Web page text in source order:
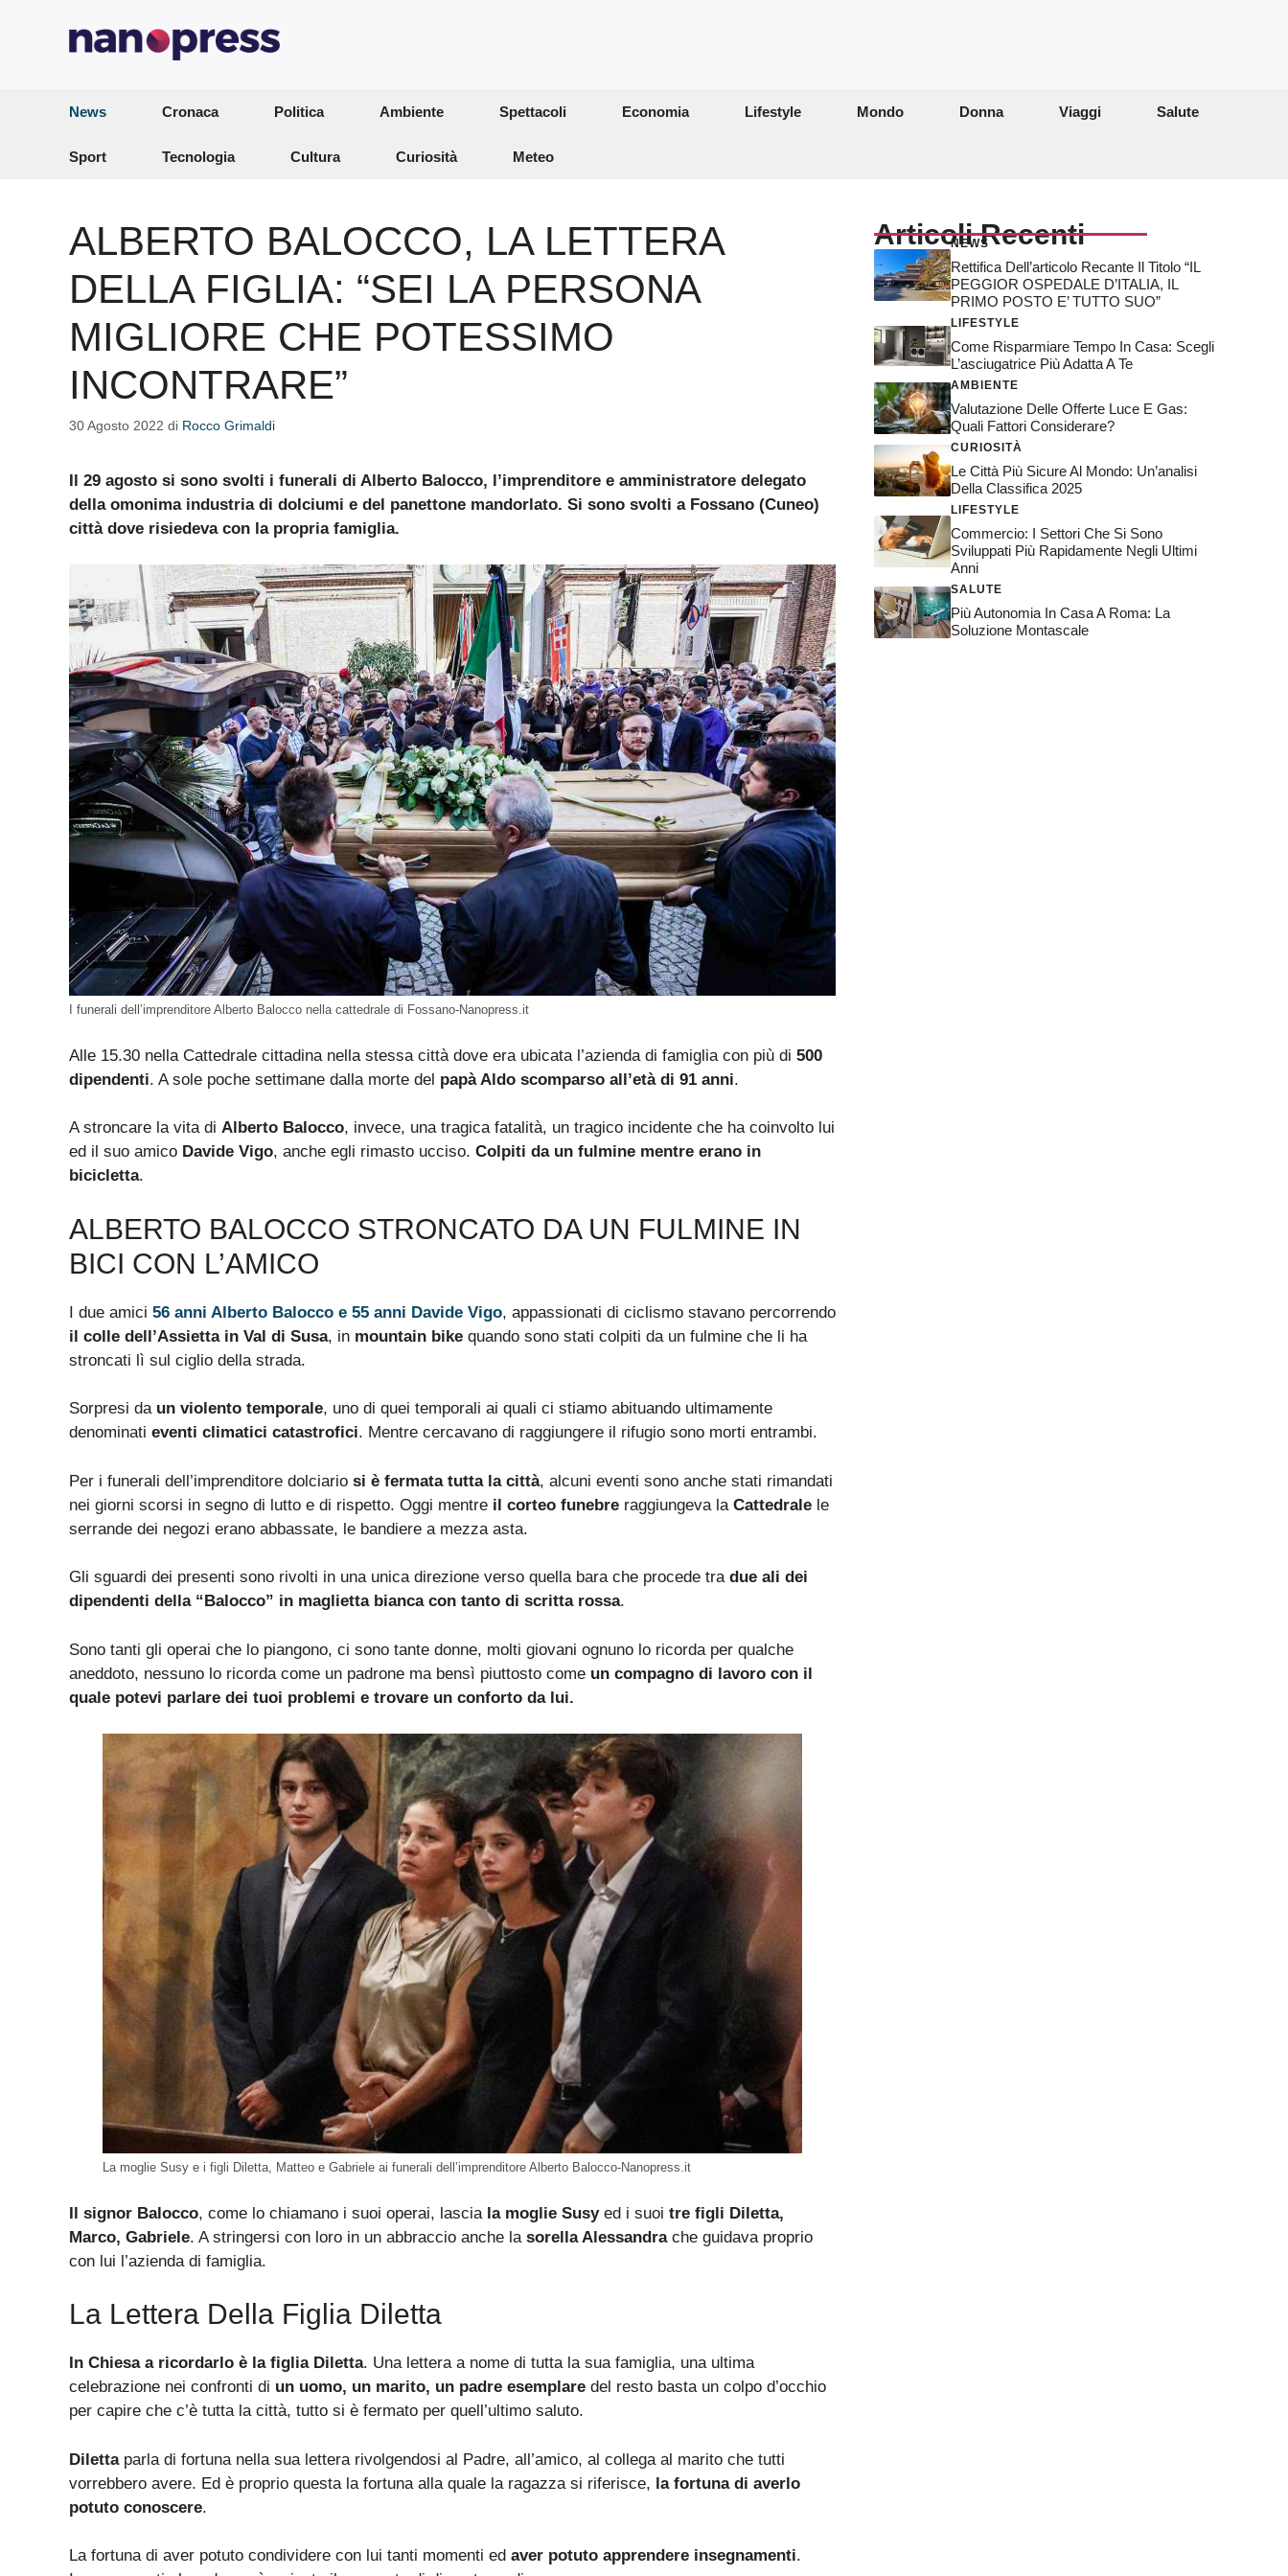
News Cronaca Politica Ambiente Spettacoli Economia Lifestyle Mondo Donna Viaggi Salute
Sport Tecnologia Cultura Curiosità Meteo
ALBERTO BALOCCO, LA LETTERA
DELLA FIGLIA: “SEI LA PERSONA
MIGLIORE CHE POTESSIMO
INCONTRARE”
30 Agosto 2022 di Rocco Grimaldi
Il 29 agosto si sono svolti i funerali di Alberto Balocco, l’imprenditore e amministratore delegato
della omonima industria di dolciumi e del panettone mandorlato. Si sono svolti a Fossano (Cuneo)
città dove risiedeva con la propria famiglia.
I funerali dell’imprenditore Alberto Balocco nella cattedrale di Fossano-Nanopress.it
Alle 15.30 nella Cattedrale cittadina nella stessa città dove era ubicata l’azienda di famiglia con più di 500
dipendenti. A sole poche settimane dalla morte del papà Aldo scomparso all’età di 91 anni.
A stroncare la vita di Alberto Balocco, invece, una tragica fatalità, un tragico incidente che ha coinvolto lui
ed il suo amico Davide Vigo, anche egli rimasto ucciso. Colpiti da un fulmine mentre erano in
bicicletta.
ALBERTO BALOCCO STRONCATO DA UN FULMINE IN
BICI CON L’AMICO
I due amici 56 anni Alberto Balocco e 55 anni Davide Vigo, appassionati di ciclismo stavano percorrendo
il colle dell’Assietta in Val di Susa, in mountain bike quando sono stati colpiti da un fulmine che li ha
stroncati lì sul ciglio della strada.
Sorpresi da un violento temporale, uno di quei temporali ai quali ci stiamo abituando ultimamente
denominati eventi climatici catastrofici. Mentre cercavano di raggiungere il rifugio sono morti entrambi.
Per i funerali dell’imprenditore dolciario si è fermata tutta la città, alcuni eventi sono anche stati rimandati
nei giorni scorsi in segno di lutto e di rispetto. Oggi mentre il corteo funebre raggiungeva la Cattedrale le
serrande dei negozi erano abbassate, le bandiere a mezza asta.
Gli sguardi dei presenti sono rivolti in una unica direzione verso quella bara che procede tra due ali dei
dipendenti della “Balocco” in maglietta bianca con tanto di scritta rossa.
Sono tanti gli operai che lo piangono, ci sono tante donne, molti giovani ognuno lo ricorda per qualche
aneddoto, nessuno lo ricorda come un padrone ma bensì piuttosto come un compagno di lavoro con il
quale potevi parlare dei tuoi problemi e trovare un conforto da lui.
La moglie Susy e i figli Diletta, Matteo e Gabriele ai funerali dell’imprenditore Alberto Balocco-Nanopress.it
Il signor Balocco, come lo chiamano i suoi operai, lascia la moglie Susyed i suoi tre figli Diletta,
Marco, Gabriele. A stringersi con loro in un abbraccio anche la sorella Alessandrache guidava proprio
con lui l’azienda di famiglia.
La Lettera Della Figlia Diletta
In Chiesa a ricordarlo è la figlia Diletta. Una lettera a nome di tutta la sua famiglia, una ultima
celebrazione nei confronti di un uomo, un marito, un padre esemplare del resto basta un colpo d’occhio
per capire che c’è tutta la città, tutto si è fermato per quell’ultimo saluto.
Dilettaparla di fortuna nella sua lettera rivolgendosi al Padre, all’amico, al collega al marito che tutti
vorrebbero avere. Ed è proprio questa la fortuna alla quale la ragazza si riferisce, la fortuna di averlo
potuto conoscere.
La fortuna di aver potuto condividere con lui tanti momenti ed aver potuto apprendere insegnamenti.
Articoli Recenti
NEWS
Rettifica Dell’articolo Recante Il Titolo “IL
PEGGIOR OSPEDALE D’ITALIA, IL
PRIMO POSTO E’ TUTTO SUO”
LIFESTYLE
Come Risparmiare Tempo In Casa: Scegli
L’asciugatrice Più Adatta A Te
AMBIENTE
Valutazione Delle Offerte Luce E Gas:
Quali Fattori Considerare?
CURIOSITÀ
Le Città Più Sicure Al Mondo: Un’analisi
Della Classifica 2025
LIFESTYLE
Commercio: I Settori Che Si Sono
Sviluppati Più Rapidamente Negli Ultimi
Anni
SALUTE
Più Autonomia In Casa A Roma: La
Soluzione Montascale